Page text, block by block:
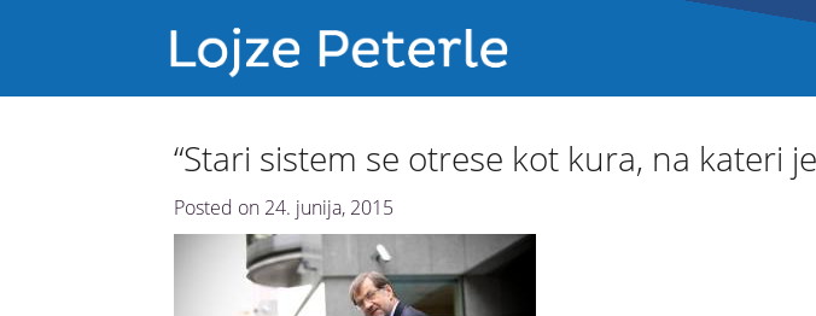
“Stari sistem se otrese kot kura, na kateri
Posted on 24. junija, 2015